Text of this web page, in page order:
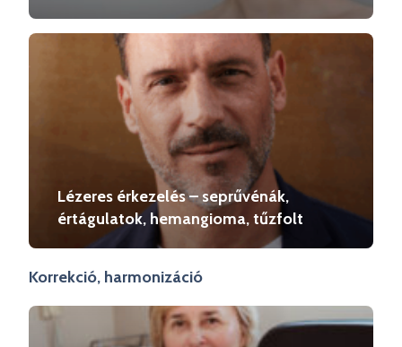
Lézeres érkezelés – seprűvénák,
értágulatok, hemangioma, tűzfolt
Korrekció, harmonizáció